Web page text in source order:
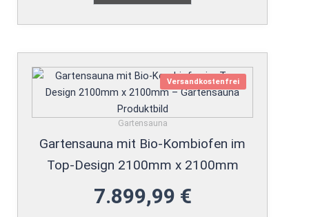
Versandkostenfrei
Gartensauna
Gartensauna mit Bio-Kombiofen im
Top-Design 2100mm x 2100mm
7.899,99 €